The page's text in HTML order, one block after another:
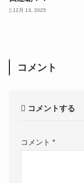
12月 13, 2025
コメント
コメントする
コメント*